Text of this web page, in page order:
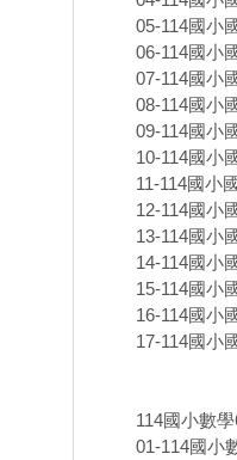
05-114國小
06-114國小
07-114國小
08-114國小
09-114國小
10-114國小
11-114國小
12-114國小
13-114國小
14-114國小
15-114國小
16-114國小
17-114國小
114國小數
01-114國小